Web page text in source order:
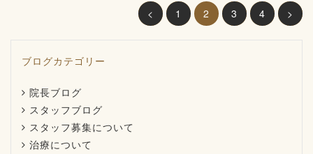
< 1 2 3 4 >
ブログカテゴリー
院長ブログ
スタッフブログ
スタッフ募集について
治療について